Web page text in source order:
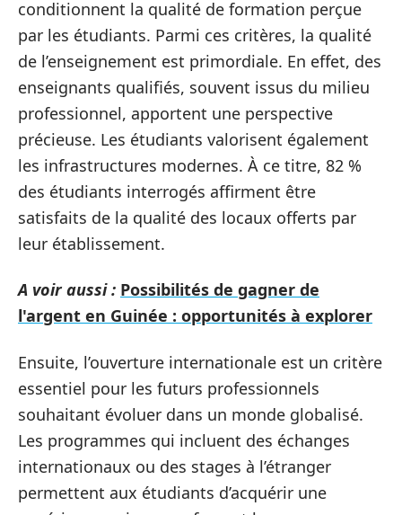
conditionnent la qualité de formation perçue
par les étudiants. Parmi ces critères, la qualité
de l’enseignement est primordiale. En effet, des
enseignants qualifiés, souvent issus du milieu
professionnel, apportent une perspective
précieuse. Les étudiants valorisent également
les infrastructures modernes. À ce titre, 82 %
des étudiants interrogés affirment être
satisfaits de la qualité des locaux offerts par
leur établissement.
A voir aussi : Possibilités de gagner de
l'argent en Guinée : opportunités à explorer
Ensuite, l’ouverture internationale est un critère
essentiel pour les futurs professionnels
souhaitant évoluer dans un monde globalisé.
Les programmes qui incluent des échanges
internationaux ou des stages à l’étranger
permettent aux étudiants d’acquérir une